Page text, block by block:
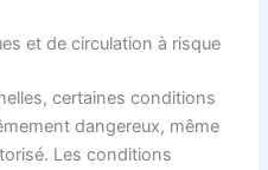
et de circulation à risque
certaines conditions
dangereux, même
Les conditions